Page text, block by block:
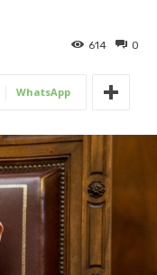
0
614
WhatsApp